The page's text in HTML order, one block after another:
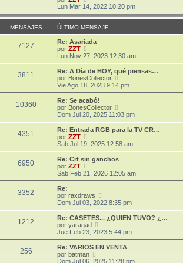
m
e
n
s
a
t
m
m
s
j
e
e
r
ú
l
t
i
o
m
e
n
s
j
e
Lun Mar 14, 2022 10:20 pm
MENSAJES ÚLTIMO MENSAJE
7127
Re: Asariada
por ZZT
e
r
ú
l
t
m
o
m
e
s
e
Lun Nov 27, 2023 12:30 am
3811
Re: A Día de HOY, qué piensas…
por BonesCollector
e
r
t
o
m
e
j
e
Vie Ago 18, 2023 9:14 pm
10360
Re: Se acabó!
por BonesCollector
e
r
ú
t
m
e
j
e
Dom Jul 20, 2025 11:03 pm
4351
Re: Entrada RGB para la TV CR…
por ZZT
e
r
ú
m
e
s
a
j
e
Sab Jul 19, 2025 12:58 am
6950
Re: Crt sin ganchos
por ZZT
r
l
t
i
m
o
m
e
s
a
Sab Feb 21, 2026 12:05 am
3352
Re:
por raxdraws
e
r
t
m
o
m
Dom Jul 03, 2022 8:35 pm
1212
Re: CASETES... ¿QUIEN TUVO? ¿…
por yaragad
e
r
ú
t
Jue Feb 23, 2023 5:44 pm
256
Re: VARIOS EN VENTA
por batman
e
Dom Jul 06, 2025 11:28 pm